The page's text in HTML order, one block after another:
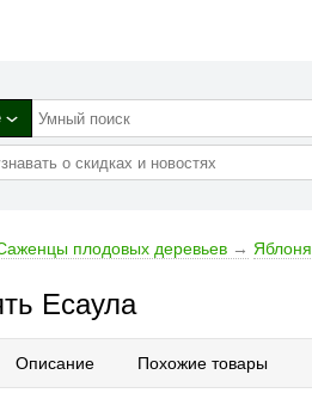
плодовых деревьев → Яблоня
Есаула
Описание Похожие товары